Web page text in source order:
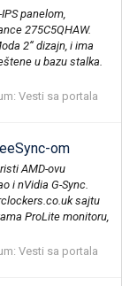
panelom,
275C5QHAW.
2“ dizajn, i ima
u bazu stalka.
Vesti sa portala
om
AMD-ovu
i nVidia G-Sync.
sajtu
ProLite monitoru,
Vesti sa portala